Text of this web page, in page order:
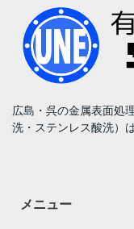
広島・呉の金属表面処
洗・ステンレス酸洗）
メニュー